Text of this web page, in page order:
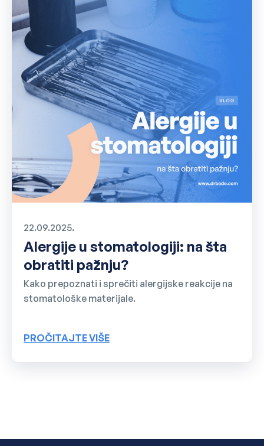
22.09.2025.
Alergije u stomatologiji: na šta
obratiti pažnju?
Kako prepoznati i sprečiti alergijske reakcije na
stomatološke materijale.
PROČITAJTE VIŠE